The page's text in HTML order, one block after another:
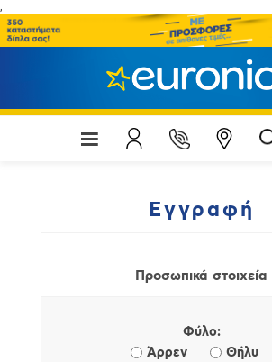
;
Εγγραφή
Προσωπικά στοιχεία
Φύλο:
Άρρεν
Θήλυ